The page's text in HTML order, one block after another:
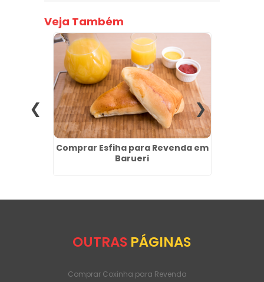
Veja Também
Comprar Esfiha para Revenda em
Barueri
OUTRAS PÁGINAS
Comprar Coxinha para Revenda